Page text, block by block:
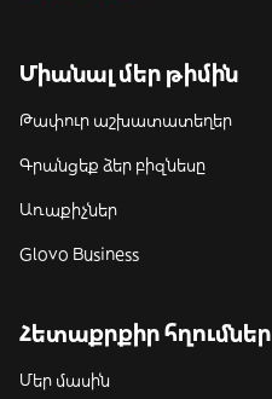
Միանալ մեր թիմին
Թափուր աշխատատեղեր
Գրանցեք ձեր բիզնեսը
Առաքիչներ
Glovo Business
Հետաքրքիր հղումներ
Մեր մասին